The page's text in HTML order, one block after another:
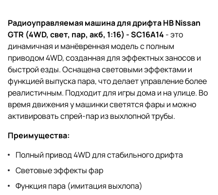
Радиоуправляемая машина для дрифта HB Nissan
GTR (4WD, свет, пар, акб, 1:16) - SC16A14 - это
динамичная и манёвренная модель с полным
приводом 4WD, созданная для эффектных заносов и
быстрой езды. Оснащена световыми эффектами и
функцией выпуска пара, что делает управление более
реалистичным. Подходит для игры дома и на улице. Во
время движения у машинки светятся фары и можно
активировать спрей-пар из выхлопной трубы.
Преимущества:
Полный привод 4WD для стабильного дрифта
Световые эффекты фар
Функция пара (имитация выхлопа)